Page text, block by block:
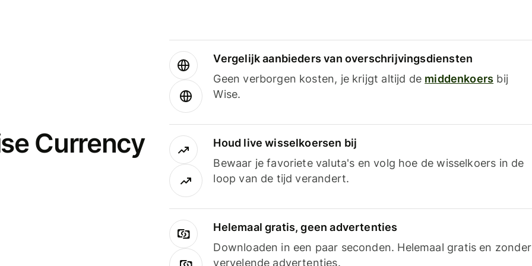
Currency
Vergelijk aanbieders van overschrijvingsdiensten
Geen verborgen kosten, je krijgt altijd de middenkoers bij
Wise.
Houd live wisselkoersen bij
Bewaar je favoriete valuta's en volg hoe de wisselkoers in de
loop van de tijd verandert.
Helemaal gratis, geen advertenties
Downloaden in een paar seconden. Helemaal gratis en zonder
vervelende advertenties.